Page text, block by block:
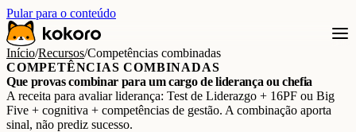
Pular para o conteúdo
Início/Recursos/Competências combinadas
COMPETÊNCIAS COMBINADAS
Que provas combinar para um cargo de liderança ou chefia
A receita para avaliar liderança: Test de Liderazgo + 16PF ou Big
Five + cognitiva + competências de gestão. A combinação aporta
sinal, não prediz sucesso.